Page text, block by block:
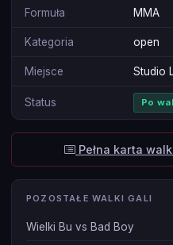
Formuła MMA
Kategoria open
Miejsce Studio
Status Po
Pełna karta
POZOSTAŁE WALKI GALI
Wielki Bu vs Bad Boy